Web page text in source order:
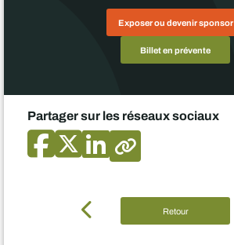
Exposer ou devenir sponsor
Billet en prévente
Partager sur les réseaux sociaux
Retour